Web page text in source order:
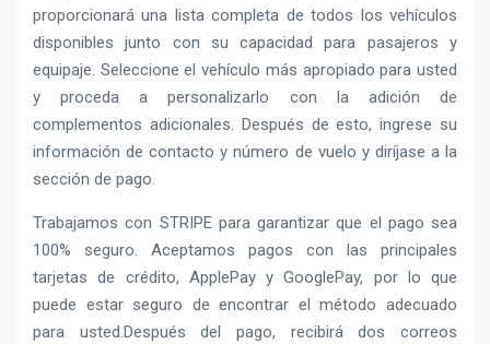
proporcionará una lista completa de todos los vehículos
disponibles junto con su capacidad para pasajeros y
equipaje. Seleccione el vehículo más apropiado para usted
y proceda a personalizarlo con la adición de
complementos adicionales. Después de esto, ingrese su
información de contacto y número de vuelo y diríjase a la
sección de pago.
Trabajamos con STRIPE para garantizar que el pago sea
100% seguro. Aceptamos pagos con las principales
tarjetas de crédito, ApplePay y GooglePay, por lo que
puede estar seguro de encontrar el método adecuado
para usted.Después del pago, recibirá dos correos